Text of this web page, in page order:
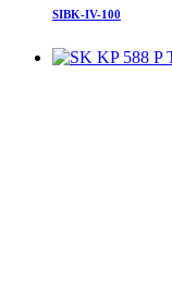
SIBK-IV-100